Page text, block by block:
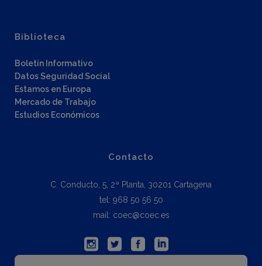
Biblioteca
Boletín Informativo
Datos Seguridad Social
Estamos en Europa
Mercado de Trabajo
Estudios Económicos
Contacto
C. Conducto, 5, 2ª Planta, 30201 Cartagena
tel: 968 50 56 50
mail: coec@coec.es